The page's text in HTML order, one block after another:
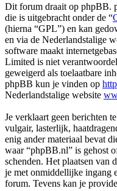
Dit forum draait op phpBB.
die is uitgebracht onder de “
(hierna “GPL”) en kan
en via de Nederlandstalige
software maakt
Limited is niet
geweigerd als toelaatbare
phpBB kun je vinden op
Nederlandstalige website
Je verklaart geen berichten
vulgair, lasterlijk,
enig ander materiaal bevat
waar “phpBB.nl” is gehost
schenden. Het plaatsen van
je met onmiddellijke ingang
forum. Tevens kan je